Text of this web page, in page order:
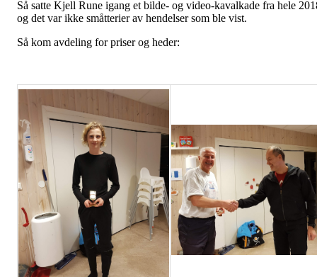
Så satte Kjell Rune igang et bilde- og video-kavalkade fra hele
og det var ikke småtterier av hendelser som ble vist.
Så kom avdeling for priser og heder: